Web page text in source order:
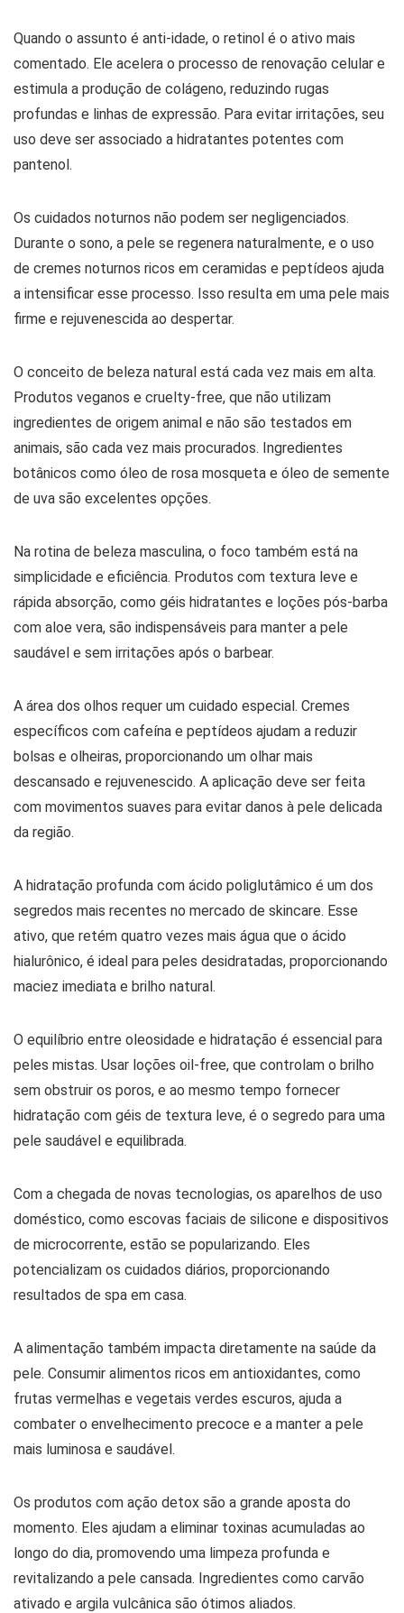
Quando o assunto é anti-idade, o retinol é o ativo mais
comentado. Ele acelera o processo de renovação celular e
estimula a produção de colágeno, reduzindo rugas
profundas e linhas de expressão. Para evitar irritações, seu
uso deve ser associado a hidratantes potentes com
pantenol.
Os cuidados noturnos não podem ser negligenciados.
Durante o sono, a pele se regenera naturalmente, e o uso
de cremes noturnos ricos em ceramidas e peptídeos ajuda
a intensificar esse processo. Isso resulta em uma pele mais
firme e rejuvenescida ao despertar.
O conceito de beleza natural está cada vez mais em alta.
Produtos veganos e cruelty-free, que não utilizam
ingredientes de origem animal e não são testados em
animais, são cada vez mais procurados. Ingredientes
botânicos como óleo de rosa mosqueta e óleo de semente
de uva são excelentes opções.
Na rotina de beleza masculina, o foco também está na
simplicidade e eficiência. Produtos com textura leve e
rápida absorção, como géis hidratantes e loções pós-barba
com aloe vera, são indispensáveis para manter a pele
saudável e sem irritações após o barbear.
A área dos olhos requer um cuidado especial. Cremes
específicos com cafeína e peptídeos ajudam a reduzir
bolsas e olheiras, proporcionando um olhar mais
descansado e rejuvenescido. A aplicação deve ser feita
com movimentos suaves para evitar danos à pele delicada
da região.
A hidratação profunda com ácido poliglutâmico é um dos
segredos mais recentes no mercado de skincare. Esse
ativo, que retém quatro vezes mais água que o ácido
hialurônico, é ideal para peles desidratadas, proporcionando
maciez imediata e brilho natural.
O equilíbrio entre oleosidade e hidratação é essencial para
peles mistas. Usar loções oil-free, que controlam o brilho
sem obstruir os poros, e ao mesmo tempo fornecer
hidratação com géis de textura leve, é o segredo para uma
pele saudável e equilibrada.
Com a chegada de novas tecnologias, os aparelhos de uso
doméstico, como escovas faciais de silicone e dispositivos
de microcorrente, estão se popularizando. Eles
potencializam os cuidados diários, proporcionando
resultados de spa em casa.
A alimentação também impacta diretamente na saúde da
pele. Consumir alimentos ricos em antioxidantes, como
frutas vermelhas e vegetais verdes escuros, ajuda a
combater o envelhecimento precoce e a manter a pele
mais luminosa e saudável.
Os produtos com ação detox são a grande aposta do
momento. Eles ajudam a eliminar toxinas acumuladas ao
longo do dia, promovendo uma limpeza profunda e
revitalizando a pele cansada. Ingredientes como carvão
ativado e argila vulcânica são ótimos aliados.